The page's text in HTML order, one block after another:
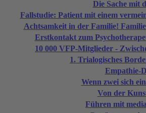
Die Sache mit
Fallstudie: Patient mit einem
Achtsamkeit in der Familie!
Erstkontakt zum
10 000 VFP-Mitglieder -
1. Trialogisches
Empathie-
Wenn zwei sich
Von der
Führen mit